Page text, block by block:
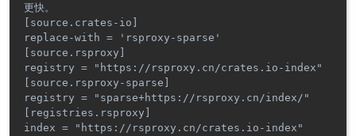
更快。
[source.crates-io]
replace-with = 'rsproxy-sparse'
[source.rsproxy]
registry = "https://rsproxy.cn/crates.io-index"
[source.rsproxy-sparse]
registry = "sparse+https://rsproxy.cn/index/"
[registries.rsproxy]
index = "https://rsproxy.cn/crates.io-index"